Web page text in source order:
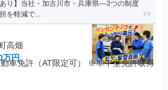
あり】当社・加古川市・兵庫県―3つの制度
を軽減で...
高畑
万円
車免許（AT限定可） ※準中型免許取得